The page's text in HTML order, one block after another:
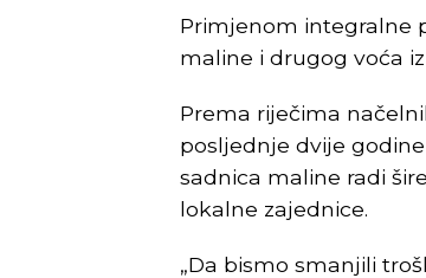
Primjenom integralne
maline i drugog voća
Prema riječima
posljednje dvije
sadnica maline radi
lokalne zajednice.
„Da bismo smanjili